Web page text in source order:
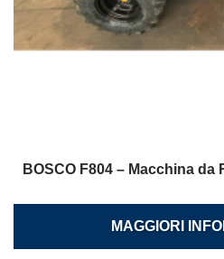
BOSCO F804 – Macchina
MAGGIORI